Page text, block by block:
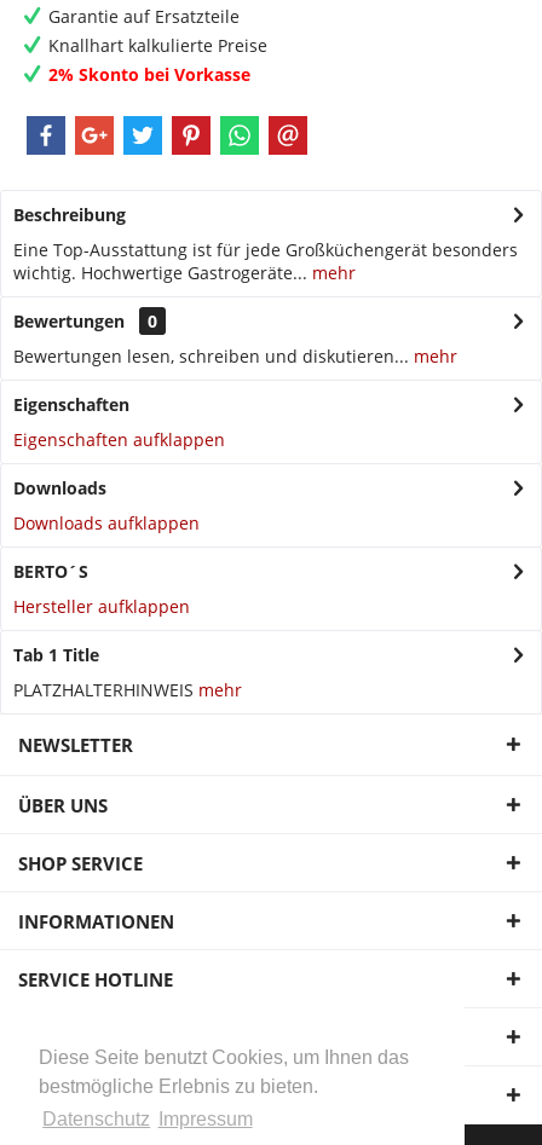
Diese Seite benutzt Cookies, um Ihnen das
bestmögliche Erlebnis zu bieten.
Datenschutz
Impressum
Garantie auf Ersatzteile
Knallhart kalkulierte Preise
2% Skonto bei Vorkasse
Beschreibung
Eine Top-Ausstattung ist für jede Großküchengerät besonders
wichtig. Hochwertige Gastrogeräte... mehr
Bewertungen
0
Bewertungen lesen, schreiben und diskutieren... mehr
Eigenschaften
Eigenschaften aufklappen
Downloads
Downloads aufklappen
BERTO´S
Hersteller aufklappen
Tab 1 Title
PLATZHALTERHINWEIS mehr
NEWSLETTER
ÜBER UNS
SHOP SERVICE
INFORMATIONEN
SERVICE HOTLINE
WIR VERSENDEN MIT: